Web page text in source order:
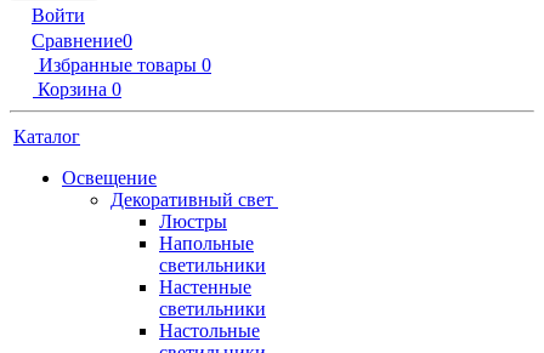
Войти
Сравнение0
Избранные товары 0
Корзина 0
Каталог
Освещение
Декоративный свет
Люстры
Напольные
светильники
Настенные
светильники
Настольные